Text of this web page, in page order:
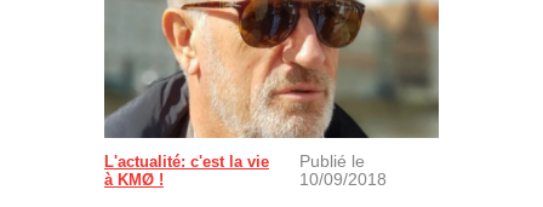
L'actualité: c'est la vie
à KMØ !
Publié le
10/09/2018